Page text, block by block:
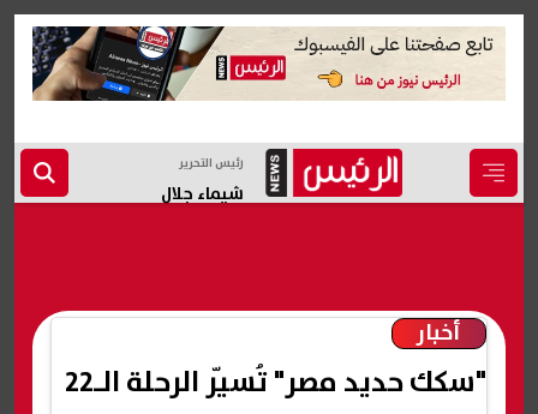
رئيس التحرير
شيماء جلال
أخبار
"سكك حديد مصر" تُسيّر الرحلة الـ22